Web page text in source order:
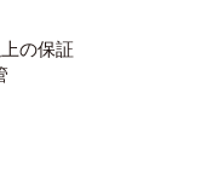
の保証